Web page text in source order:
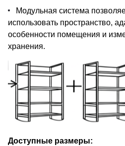
Модульная система
использовать пространство,
особенности помещения и
хранения.
Доступные размеры: